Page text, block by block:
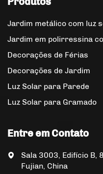
Jardim metálico com luz
Jardim em polirressina
Decorações de Férias
Decorações de Jardim
Luz Solar para Parede
Luz Solar para Gramado
Entre em Contato
Sala 3003, Edifício B,
Fujian, China